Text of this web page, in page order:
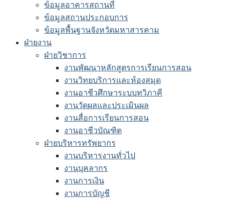
ข้อมูลอาคารสถานที่
ข้อมูลสถานประกอบการ
ข้อมูลพื้นฐานจังหวัดมหาสารคาม
ฝ่ายงาน
ฝ่ายวิชาการ
งานพัฒนาหลักสูตรการเรียนการสอน
งานวิทยบริการและห้องสมุด
งานอาชีวศึกษาระบบทวิภาคี
งานวัดผลและประเมินผล
งานสื่อการเรียนการสอน
งานอาชีวบัณฑิต
ฝ่ายบริหารทรัพยากร
งานบริหารงานทั่วไป
งานบุคลากร
งานการเงิน
งานการบัญชี